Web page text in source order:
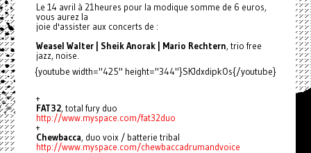
Le 14 avril à 21heures pour la modique somme de 6 euros,
vous aurez la
joie d'assister aux concerts de :
Weasel Walter | Sheik Anorak | Mario Rechtern, trio free
jazz, noise.
{youtube width="425" height="344"}SKJdxdipkOs{/youtube}
+
FAT32, total fury duo
http://www.myspace.com/fat32duo
+
Chewbacca, duo voix / batterie tribal
http://www.myspace.com/chewbaccadrumandvoice